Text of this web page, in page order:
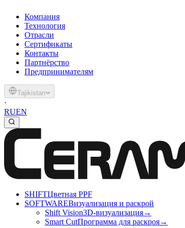
Компания
Технология
Отрасли
Сертификаты
Контакты
Партнёрство
Предпринимателям
Tajikistan
·
RUEN
SHIFTЦветная PPF
SOFTWAREВизуализация и раскрой
Shift Vision3D-визуализация→
Smart CutПрограмма для раскроя→